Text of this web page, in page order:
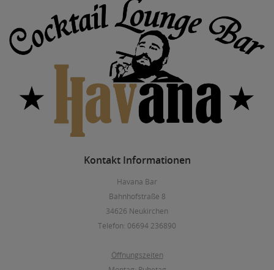
KontaktInformationen
Havana Bar
Bahnhofstraße 8
34626 Neukirchen
Telefon: 06694 236890
Öffnungszeiten